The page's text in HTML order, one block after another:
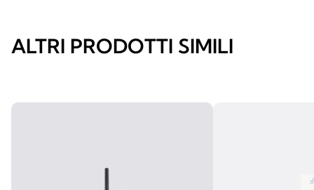
ALTRI PRODOTTI SIMILI